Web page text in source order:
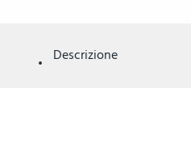
Descrizione